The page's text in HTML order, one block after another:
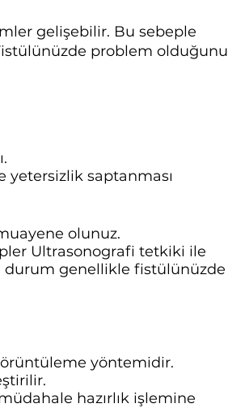
gelişebilir. Bu sebeple
problem olduğunu
yetersizlik saptanması
olunuz.
Ultrasonografi tetkiki ile
durum genellikle fistülünüzde
yöntemidir.
hazırlık işlemine